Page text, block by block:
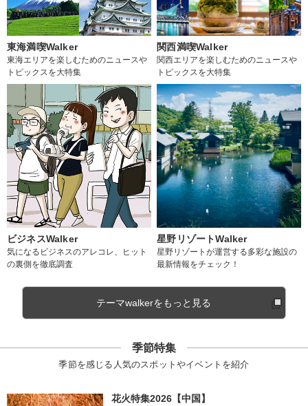
東海満喫Walker
東海エリアを楽しむためのニュースや
トピックスを大特集
関西満喫Walker
関西エリアを楽しむためのニュースや
トピックスを大特集
ビジネスWalker
気になるビジネスのアレコレ、ヒット
の裏側を徹底調査
星野リゾートWalker
星野リゾートが運営する多彩な施設の
最新情報をチェック！
テーマwalkerをもっと見る
季節特集
季節を感じる人気のスポットやイベントを紹介
花火特集2026【中国】